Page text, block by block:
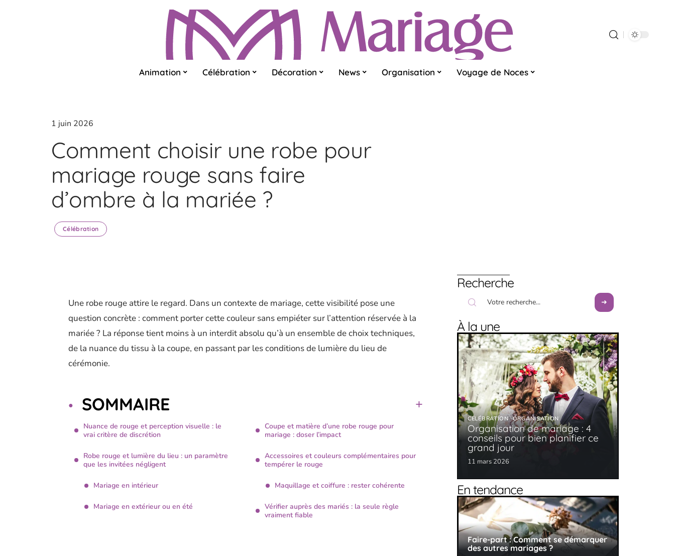
Animation Célébration Décoration News Organisation Voyage de Noces
1 juin 2026
Comment choisir une robe pour
mariage rouge sans faire
d’ombre à la mariée ?
Célébration
Une robe rouge attire le regard. Dans un contexte de mariage, cette visibilité pose une
question concrète : comment porter cette couleur sans empiéter sur l’attention réservée à la
mariée ? La réponse tient moins à un interdit absolu qu’à un ensemble de choix techniques,
de la nuance du tissu à la coupe, en passant par les conditions de lumière du lieu de
cérémonie.
SOMMAIRE
Nuance de rouge et perception visuelle : le
vrai critère de discrétion
Robe rouge et lumière du lieu : un paramètre
que les invitées négligent
Mariage en intérieur
Mariage en extérieur ou en été
Coupe et matière d’une robe rouge pour
mariage : doser l’impact
Accessoires et couleurs complémentaires pour
tempérer le rouge
Maquillage et coiffure : rester cohérente
Vérifier auprès des mariés : la seule règle
vraiment fiable
Recherche
À la une
CÉLÉBRATION ORGANISATION
Organisation de mariage : 4
conseils pour bien planifier ce
grand jour
11 mars 2026
En tendance
Faire-part : Comment se démarquer
des autres mariages ?